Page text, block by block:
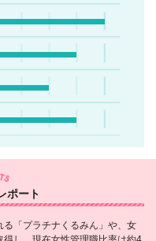
ポート
「プラチナくるみん」や、女